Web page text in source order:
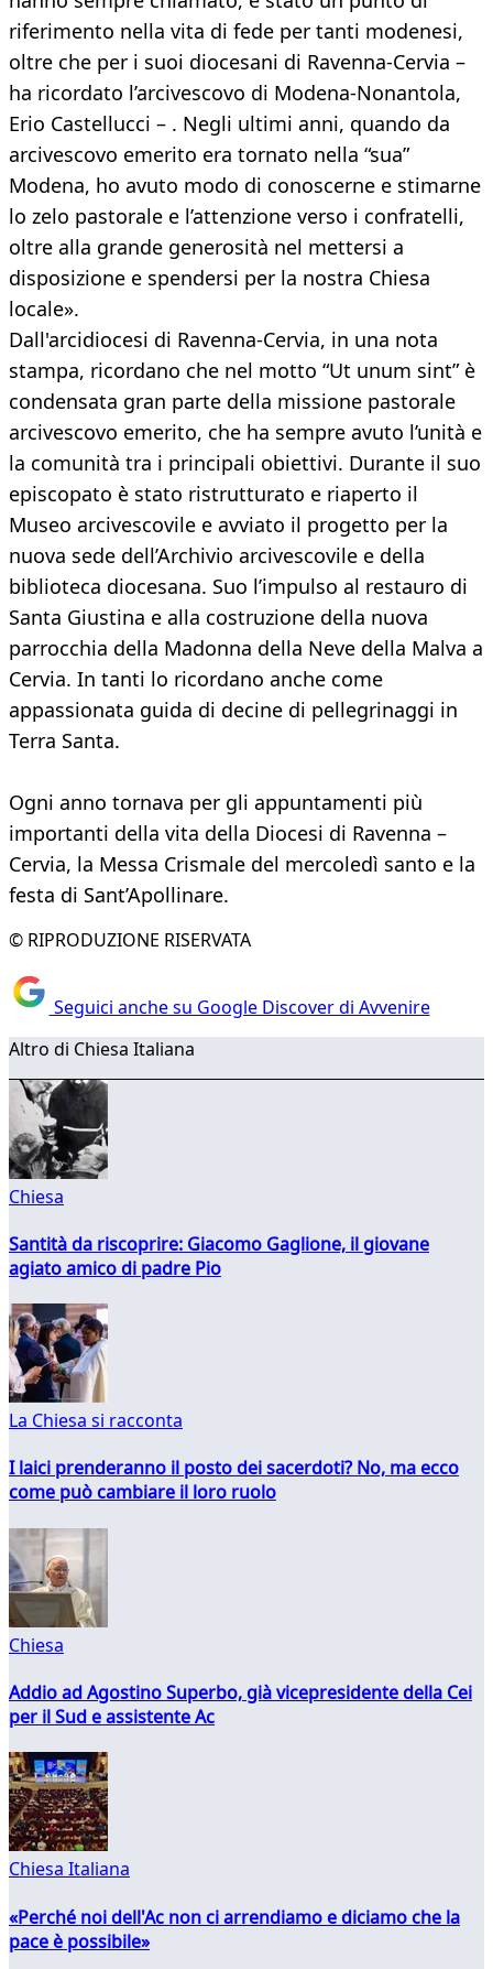
riferimento nella vita di fede per tanti modenesi,
oltre che per i suoi diocesani di Ravenna-Cervia –
ha ricordato l’arcivescovo di Modena-Nonantola,
Erio Castellucci – . Negli ultimi anni, quando da
arcivescovo emerito era tornato nella “sua”
Modena, ho avuto modo di conoscerne e stimarne
lo zelo pastorale e l’attenzione verso i confratelli,
oltre alla grande generosità nel mettersi a
disposizione e spendersi per la nostra Chiesa
locale».
Dall'arcidiocesi di Ravenna-Cervia, in una nota
stampa, ricordano che nel motto “Ut unum sint” è
condensata gran parte della missione pastorale
arcivescovo emerito, che ha sempre avuto l’unità e
la comunità tra i principali obiettivi. Durante il suo
episcopato è stato ristrutturato e riaperto il
Museo arcivescovile e avviato il progetto per la
nuova sede dell’Archivio arcivescovile e della
biblioteca diocesana. Suo l’impulso al restauro di
Santa Giustina e alla costruzione della nuova
parrocchia della Madonna della Neve della Malva a
Cervia. In tanti lo ricordano anche come
appassionata guida di decine di pellegrinaggi in
Terra Santa.
Ogni anno tornava per gli appuntamenti più
importanti della vita della Diocesi di Ravenna –
Cervia, la Messa Crismale del mercoledì santo e la
festa di Sant’Apollinare.
© RIPRODUZIONE RISERVATA
Seguici anche su Google Discover di Avvenire
Altro di Chiesa Italiana
Chiesa
Santità da riscoprire: Giacomo Gaglione, il giovane
agiato amico di padre Pio
La Chiesa si racconta
I laici prenderanno il posto dei sacerdoti? No, ma ecco
come può cambiare il loro ruolo
Chiesa
Addio ad Agostino Superbo, già vicepresidente della Cei
per il Sud e assistente Ac
Chiesa Italiana
«Perché noi dell'Ac non ci arrendiamo e diciamo che la
pace è possibile»